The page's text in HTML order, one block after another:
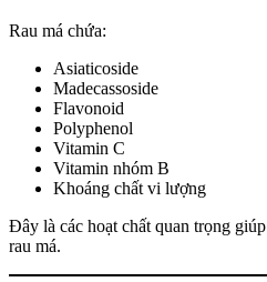
Rau má chứa:
Asiaticoside
Madecassoside
Flavonoid
Polyphenol
Vitamin C
Vitamin nhóm B
Khoáng chất vi lượng
Đây là các hoạt chất quan trọng
rau má.